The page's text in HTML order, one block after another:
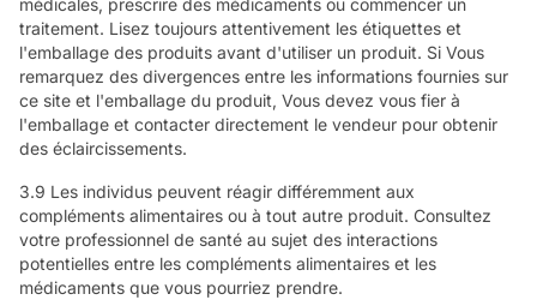
médicales, prescrire des médicaments ou commencer un
traitement. Lisez toujours attentivement les étiquettes et
l'emballage des produits avant d'utiliser un produit. Si Vous
remarquez des divergences entre les informations fournies sur
ce site et l'emballage du produit, Vous devez vous fier à
l'emballage et contacter directement le vendeur pour obtenir
des éclaircissements.
3.9 Les individus peuvent réagir différemment aux
compléments alimentaires ou à tout autre produit. Consultez
votre professionnel de santé au sujet des interactions
potentielles entre les compléments alimentaires et les
médicaments que vous pourriez prendre.